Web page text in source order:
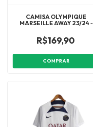
CAMISA OLYMPIQUE
MARSEILLE AWAY 23/24 -
MASCULINA - AZUL
R$169,90
COMPRAR